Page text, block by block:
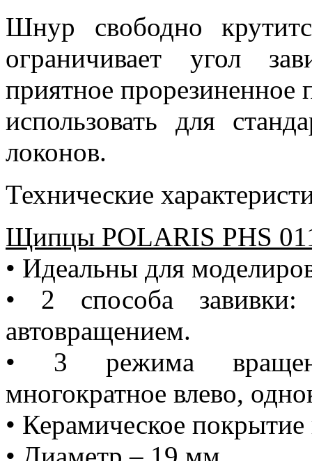
Шнур свободно
ограничивает угол
приятное
использовать для
локонов.
Технические
Щипцы POLARIS PHS
• Идеальны для
• 2 способа
автовращением.
• 3 режима
многократное влево,
• Керамическое покрытие